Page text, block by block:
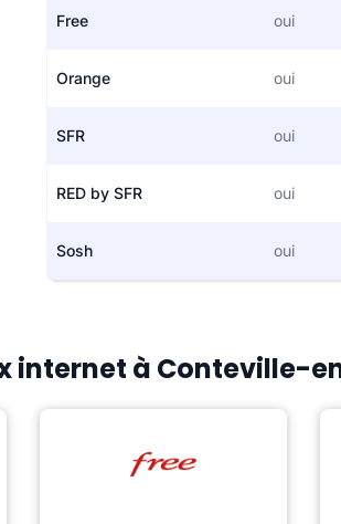
Free oui
Orange oui
SFR oui
RED by SFR oui
Sosh oui
internet à Conteville-